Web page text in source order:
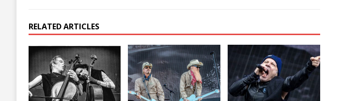
RELATED ARTICLES